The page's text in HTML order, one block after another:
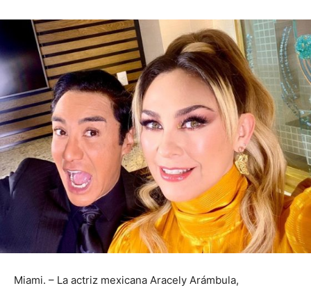
Miami. – La actriz mexicana Aracely Arámbula,